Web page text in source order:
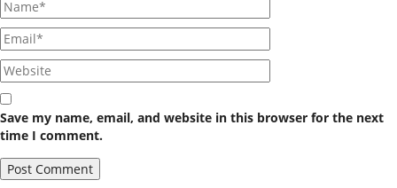
Save my name, email, and website in this browser for the next
time I comment.